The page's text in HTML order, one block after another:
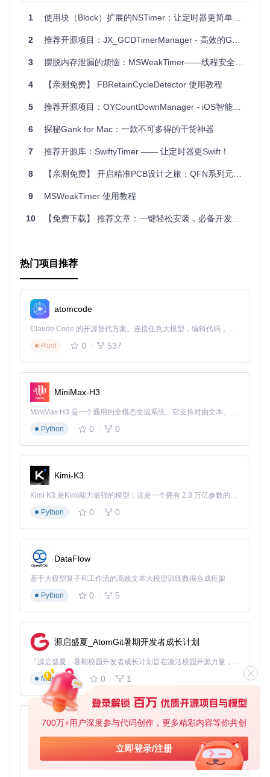
700万+用户深度参与代码创作，更多精彩内容等你共创
立即登录/注册
项目特点
Every.Swift有以下几个显著的特点：
简便API：通过简洁的语法糖，使得定时器的创建和控制
自动管理：通过 clearTimers()方法，可方便地对所有定
时器进行统一管理和清理。
灵活的控制：闭包返回值决定了定时器是否延续，提供了
灵活的控制机制。
隔。
中。
尽管 Every.Swift已经在很多方面提高了NSTimer的易用
X支持、Carthage支持等。
这一强大的工具，让你的代码更加整洁、高效！
1 使用块（Block）扩展的NSTimer：让定时器更简单易用
2 推荐开源项目：JX_GCDTimerManager - 高效的GCD定时器管理器
3 摆脱内存泄漏的烦恼：MSWeakTimer——线程安全的NSTimer替代方案
4 【亲测免费】 FBRetainCycleDetector 使用教程
5 推荐开源项目：OYCountDownManager - iOS智能倒计时解决方案
6 探秘Gank for Mac：一款不可多得的干货神器
7 推荐开源库：SwiftyTimer —— 让定时器更Swift！
8 【亲测免费】 开启精准PCB设计之旅：QFN系列元器件封装图宝典
9 MSWeakTimer 使用教程
10 【免费下载】 推荐文章：一键轻松安装，必备开发工具Microsoft Visual C++ 14.0安装包详解
热门项目推荐
atomcode
Claude Code 的开源替代方案。连接任意大模型，编辑代码，运行命令，自动验证 — 全自动执行。用 Rust 构建，极致性能。 ｜ An open-source alternative to Claude Code. Connect any LLM, edit code, run commands, and verify changes — autonomously. Built in Rust for speed. Get Started
Rust
0 537
MiniMax-H3
MiniMax H3 是一个通用的全模态生成系统。它支持对由文本、图像、视频和音频组成的多模态上下文进行统一理解，并能生成分辨率高达 2K、时长可达 15 秒的带原生立体声音频的视频。得益于面向任务泛化的系统设计，H3 在预训练阶段就已具备广泛的多模态上下文理解与生成能力，能够出色地执行复杂的多模态指令。
Python
0 0
Kimi-K3
Kimi K3 是Kimi能力最强的模型：这是一个拥有 2.8 万亿参数的混合专家（MoE）模型，具备原生视觉理解能力，并支持 100 万 token 的上下文窗口。
Python
0 0
DataFlow
基于大模型算子和工作流的高效文本大模型训练数据合成框架
Python
0 5
源启盛夏_AtomGit暑期开发者成长计划
「源启盛夏」暑期校园开发者成长计划旨在激活校园开源力量，通过积分激励、认证扶持、资源倾斜等形式，引导高校组织和开发者完成「入驻 — 建项目 — 做贡献 — 获认证 — 得资源」的完整闭环。无论你是想带领社团入驻平台的组织者，还是希望用代码贡献证明自己的开发者，都能在这里找到属于你的成长路径。
Markdown
0 1
py-xiaozhi
基于Python的Xiaozhi AI，适用于想要完整Xiaozhi体验而无需拥有专用硬件的用户。
Python
0 1